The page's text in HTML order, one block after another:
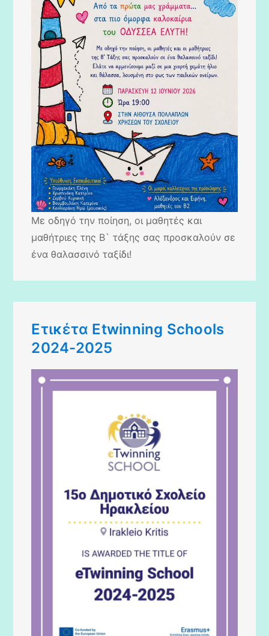
Με οδηγό την ποίηση, οι μαθητές και
μαθήτριες της Β` τάξης σας προσκαλούν σε
ένα θαλασσινό ταξίδι!
Ετικέτα Etwinning Schools
2024-2025